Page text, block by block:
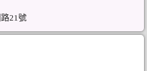
21號